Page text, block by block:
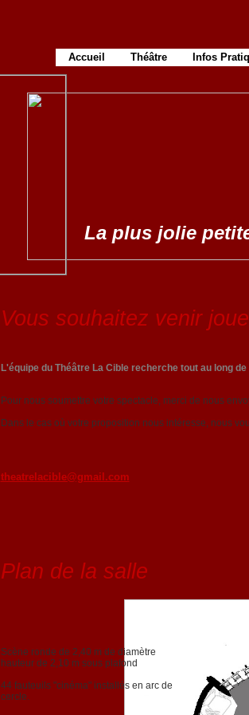
Vous souhaitez venir
L'équipe du Théâtre La Cible recherche tout au long
Pour nous soumettre votre spectacle, merci de nous
Dans le cas où votre proposition nous intéresse, nous
Plan de la salle
La plus jolie
Accueil Théâtre Infos
theatrelacible@gmail.com
Scène ronde de 2,40 m de diamètre
hauteur de 2,10 m sous plafond
44 fauteuils "cinéma" installés en arc de
cercle.